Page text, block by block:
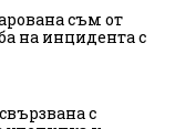
съм от
на инцидента с
с